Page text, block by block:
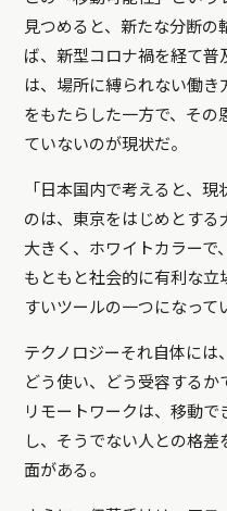
見つめると、新たな分断の
ば、新型コロナ禍を経て
は、場所に縛られない働
をもたらした一方で、そ
ていないのが現状だ。
「日本国内で考えると、
のは、東京をはじめとす
大きく、ホワイトカラーで
もともと社会的に有利な
すいツールの一つになって
テクノロジーそれ自体には
どう使い、どう受容する
リモートワークは、移動で
し、そうでない人との格差
面がある。